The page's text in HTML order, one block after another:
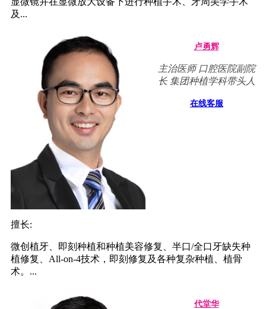
及...
卢勇辉
主治医师 口腔医院副院
长 集团种植学科带头人
在线客服
擅长:
微创植牙、即刻种植和种植美容修复、半口/全口牙缺失种
植修复、All-on-4技术，即刻修复及各种复杂种植、植骨
术。...
代堂华